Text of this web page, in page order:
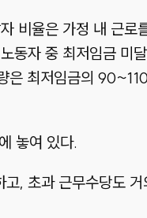
비율은 가정 내 근로
동자 중 최저임금 미
최저임금의
놓여 있다.
, 초과 근무수당도